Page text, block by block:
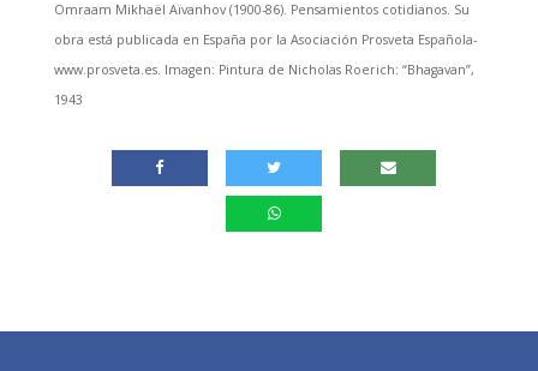
Omraam Mikhaël Aïvanhov (1900-86). Pensamientos cotidianos. Su
obra está publicada en España por la Asociación Prosveta Española-
www.prosveta.es. Imagen: Pintura de Nicholas Roerich: “Bhagavan”,
1943